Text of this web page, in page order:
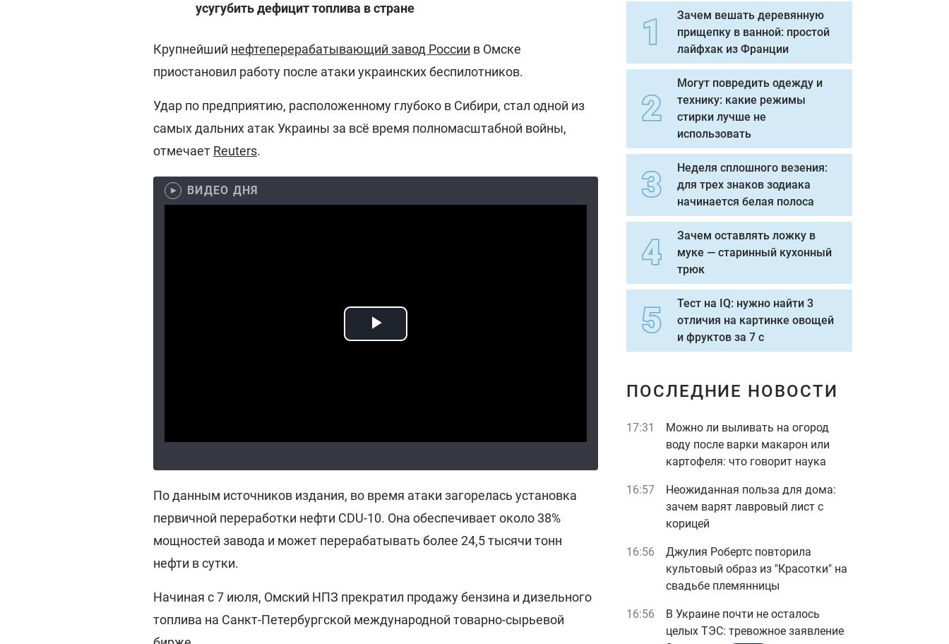
усугубить дефицит топлива в стране
Крупнейший нефтеперерабатывающий завод России в Омске
приостановил работу после атаки украинских беспилотников.
Удар по предприятию, расположенному глубоко в Сибири, стал одной из
самых дальних атак Украины за всё время полномасштабной войны,
отмечает Reuters.
ВИДЕО ДНЯ
По данным источников издания, во время атаки загорелась установка
первичной переработки нефти CDU-10. Она обеспечивает около 38%
мощностей завода и может перерабатывать более 24,5 тысячи тонн
нефти в сутки.
Начиная с 7 июля, Омский НПЗ прекратил продажу бензина и дизельного
топлива на Санкт-Петербургской международной товарно-сырьевой
Зачем вешать деревянную
прищепку в ванной: простой
лайфхак из Франции
Могут повредить одежду и
технику: какие режимы
стирки лучше не
использовать
Неделя сплошного везения:
для трех знаков зодиака
начинается белая полоса
Зачем оставлять ложку в
муке — старинный кухонный
трюк
Тест на IQ: нужно найти 3
отличия на картинке овощей
и фруктов за 7 с
ПОСЛЕДНИЕ НОВОСТИ
17:31
Можно ли выливать на огород
воду после варки макарон или
картофеля: что говорит наука
16:57
Неожиданная польза для дома:
зачем варят лавровый лист с
корицей
16:56
Джулия Робертс повторила
культовый образ из "Красотки" на
свадьбе племянницы
16:56
В Украине почти не осталось
целых ТЭС: тревожное заявление